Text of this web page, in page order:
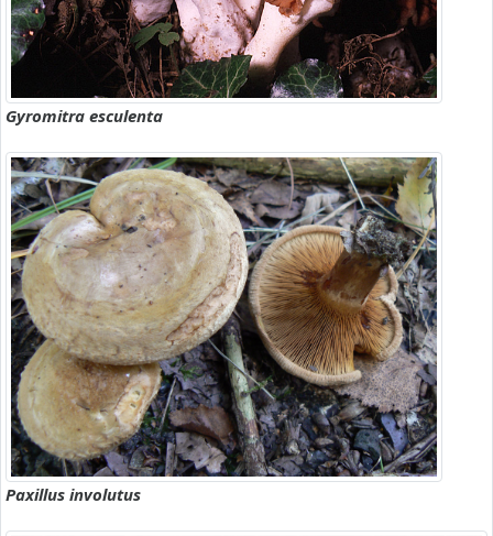
Gyromitra esculenta
Paxillus involutus